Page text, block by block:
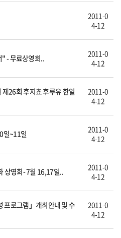
2011-0
4-12
- 무료상영회..
2011-0
4-12
26회 후지쵸 후루유 한일
2011-0
4-12
일~11일
2011-0
4-12
상영회- 7월 16,17일..
2011-0
4-12
프로그램」개최안내 및 수
2011-0
4-12